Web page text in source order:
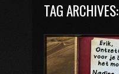
TAG ARCHIVES: